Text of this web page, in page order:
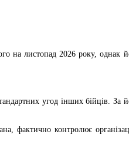
листопад 2026 року, однак
угод інших бійців. За
фактично контролює